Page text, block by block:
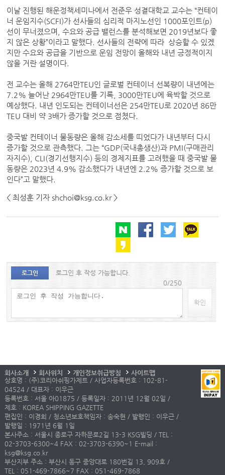
이날 진행된 해운정책세미나에서 전준우 성결대학교 교수는 “컨테이
너 운임지수(SCFI)가 선사들의 심리적 마지노선인 1000포인트(p)
선이 무너졌으며, 수요와 공급 밸런스를 분석해보면 2019년보다 좋
지 않은 상황”이라고 말했다. 선사들의 전략에 따라 상승할 수 있겠
지만 수요와 공급을 기반으로 운임 전망이 올해와 내년 긍정적이지
않을 거란 설명이다.
전 교수는 올해 2764만TEU인 글로벌 컨테이너 선복량이 내년에는
7.2% 늘어난 2964만TEU를 기록, 3000만TEU에 육박할 것으로
예상했다. 내년 인도되는 컨테이너선은 254만TEU로 2020년 86만
TEU 대비 약 3배가 증가할 것으로 점쳤다.
중국발 컨테이너 물동량은 올해 감소세를 띠었다가 내년부터 다시
증가할 것으로 관측했다. 그는 “GDP(국내총생산)과 PMI(구매관리
자지수), CLI(경기선행지수) 등의 경제지표를 고려했을 때 중국발 물
동량은 2023년 4.9% 감소했다가 내년엔 2.2% 증가할 것으로 보
인다”고 말했다.
< 최성훈 기자 shchoi@ksg.co.kr >
로그인
로그인 후 작성 가능합니다.
0/250
확인
회사소개 회사위치 개인정보취급방침
사이트맵
상호명 : (주)코리아쉬핑가제트 / 사업자등록번호 : 102-81-
04524 / 대표자 : 이우근
등록번호 : 서울 아01875 / 등록일자 : 2011년 12월 02일 /
제호 : KOREA SHIPPING GAZETTE
편집인 : 이경희 / 청소년보호책임자 : 송숙현 / 발행인 : 이우근 /
발행일 : 1971년 6월 1일
본사주소 : 서울시 종로구 자하문로2길 13-3 KSG빌딩 / TEL :
02-3703-6300~4 FAX : 02-3703-6390~1 E-mail :
ksg@ksg.co.kr
부산지부 주소 : 부산시 동구 중앙대로 180번길 13, 909호 /
TEL : 051-469-7866~7 FAX : 051-469-7868